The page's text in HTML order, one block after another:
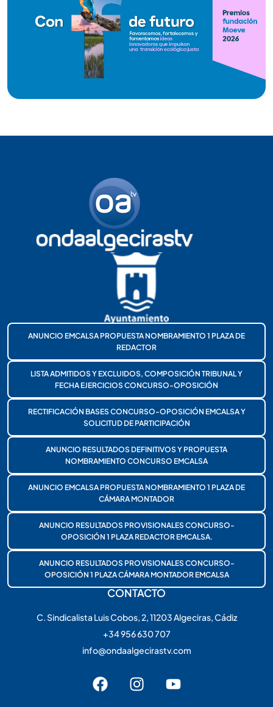
ANUNCIO EMCALSA PROPUESTA NOMBRAMIENTO 1 PLAZA DE
REDACTOR
LISTA ADMITIDOS Y EXCLUIDOS, COMPOSICIÓN TRIBUNAL Y
FECHA EJERCICIOS CONCURSO-OPOSICIÓN
RECTIFICACIÓN BASES CONCURSO-OPOSICIÓN EMCALSA Y
SOLICITUD DE PARTICIPACIÓN
ANUNCIO RESULTADOS DEFINITIVOS Y PROPUESTA
NOMBRAMIENTO CONCURSO EMCALSA
ANUNCIO EMCALSA PROPUESTA NOMBRAMIENTO 1 PLAZA DE
CÁMARA MONTADOR
ANUNCIO RESULTADOS PROVISIONALES CONCURSO-
OPOSICIÓN 1 PLAZA REDACTOR EMCALSA.
ANUNCIO RESULTADOS PROVISIONALES CONCURSO-
OPOSICIÓN 1 PLAZA CÁMARA MONTADOR EMCALSA
CONTACTO
C. Sindicalista Luis Cobos, 2, 11203 Algeciras, Cádiz
+34 956 630 707
info@ondaalgecirastv.com